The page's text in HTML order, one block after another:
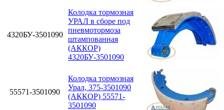
4320БУ-3501090
Колодка тормозная
УРАЛ в сборе под
пневмотормоза
штампованная
(АККОР)
4320БУ-3501090
55571-3501090
Колодка тормозная
Урал, 375-3501090
(АККОР) 55571-
3501090